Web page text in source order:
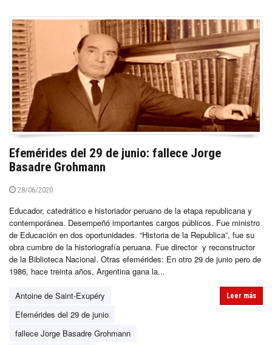
Efemérides del 29 de junio: fallece Jorge
Basadre Grohmann
28/06/2020
Educador, catedrático e historiador peruano de la etapa republicana y
contemporánea. Desempeñó importantes cargos públicos. Fue ministro
de Educación en dos oportunidades. “Historia de la Republica”, fue su
obra cumbre de la historiografía peruana. Fue director y reconstructor
de la Biblioteca Nacional. Otras efemérides: En otro 29 de junio pero de
1986, hace treinta años, Argentina gana la...
Antoine de Saint-Exupéry
Efemérides del 29 de junio
fallece Jorge Basadre Grohmann
Leer más